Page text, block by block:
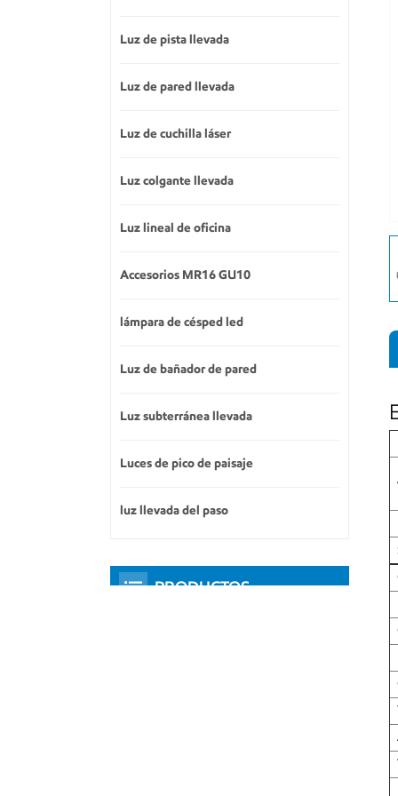
Luz de pista llevada
Luz de pared llevada
Luz de cuchilla láser
Luz colgante llevada
Luz lineal de oficina
Accesorios MR16 GU10
lámpara de césped led
Luz de bañador de pared
Luz subterránea llevada
Luces de pico de paisaje
luz llevada del paso
PRODUCTOS